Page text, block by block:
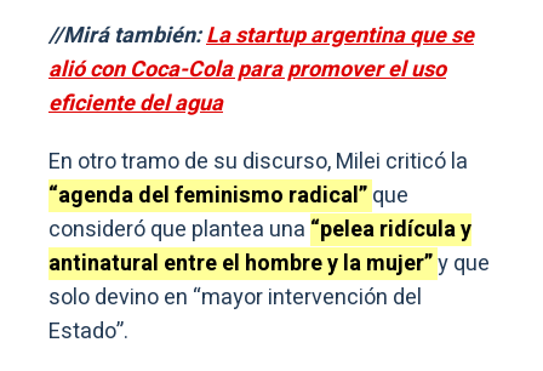
//Mirá también:La startup argentina que se
alió con Coca-Cola para promover el uso
eficiente del agua
En otro tramo de su discurso, Milei criticó la
“agenda del feminismo radical”que
consideró que plantea una “pelea ridícula y
antinatural entre el hombre y la mujer”y que
solo devino en “mayor intervención del
Estado”.